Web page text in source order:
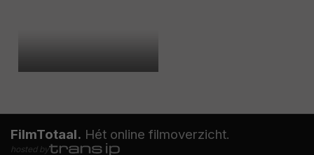
FilmTotaal. Hét online filmoverzicht.
hosted by